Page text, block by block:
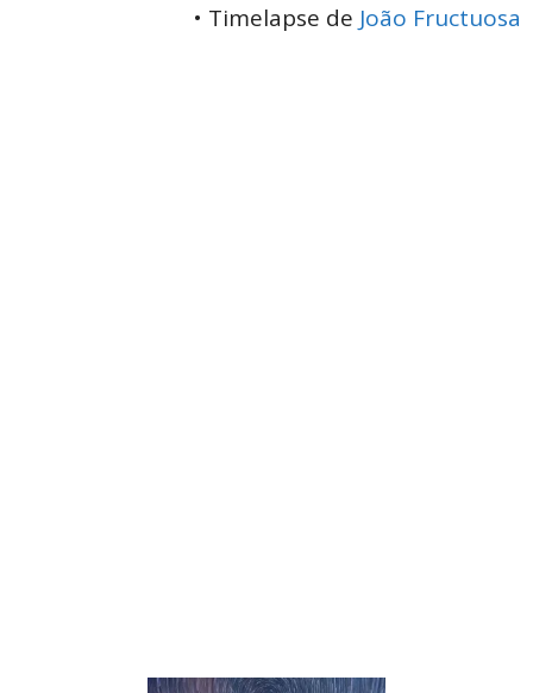
• Timelapse de João Fructuosa